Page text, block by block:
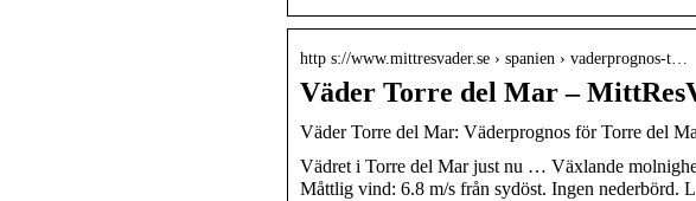
http s://www.mittresvader.se › spanien › vaderprognos-t…
Väder Torre del Mar –
Väder Torre del Mar: Väderprognos för Torre del
Vädret i Torre del Mar just nu … Växlande
Måttlig vind: 6.8 m/s från sydöst. Ingen nederbörd.